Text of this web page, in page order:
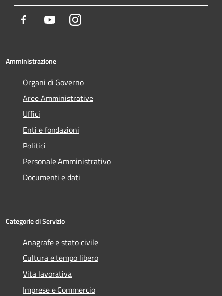
Facebook YoutubeInstagram
Amministrazione
Organi di Governo
Aree Amministrative
Uffici
Enti e fondazioni
Politici
Personale Amministrativo
Documenti e dati
Categorie di Servizio
Anagrafe e stato civile
Cultura e tempo libero
Vita lavorativa
Imprese e Commercio